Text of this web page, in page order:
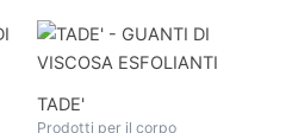
TADE'
Prodotti per il corpo